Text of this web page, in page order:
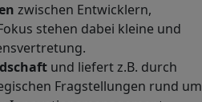
zwischen Entwicklern,
stehen dabei kleine und
und liefert z.B. durch
Fragstellungen rund um